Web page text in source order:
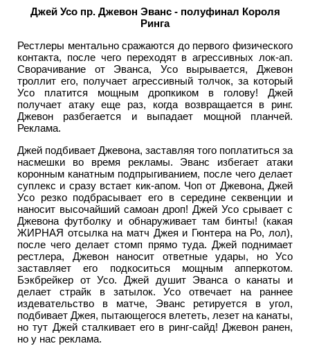
Джей Усо пр. Джевон Эванс - полуфинал Короля
Ринга
Рестлеры ментально сражаются до первого физического
контакта, после чего переходят в агрессивных лок-ап.
Сворачивание от Эванса, Усо вырывается, Джевон
троллит его, получает агрессивный толчок, за который
Усо платится мощным дропкиком в голову! Джей
получает атаку еще раз, когда возвращается в ринг.
Джевон разбегается и выпадает мощной планчей.
Реклама.
Джей подбивает Джевона, заставляя того поплатиться за
насмешки во время рекламы. Эванс избегает атаки
коронным канатным подпрыгиванием, после чего делает
суплекс и сразу встает кик-апом. Чоп от Джевона, Джей
Усо резко подбрасывает его в середине секвенции и
наносит высочайший самоан дроп! Джей Усо срывает с
Джевона футболку и обнаруживает там бинты! (какая
ЖИРНАЯ отсылка на матч Джея и Гюнтера на Ро, лол),
после чего делает стомп прямо туда. Джей поднимает
рестлера, Джевон наносит ответные удары, но Усо
заставляет его подкоситься мощным апперкотом.
Бэкбрейкер от Усо. Джей душит Эванса о канаты и
делает страйк в затылок. Усо отвечает на раннее
издевательство в матче, Эванс ретируется в угол,
подбивает Джея, пытающегося влететь, лезет на канаты,
но тут Джей сталкивает его в ринг-сайд! Джевон ранен,
но у нас реклама.